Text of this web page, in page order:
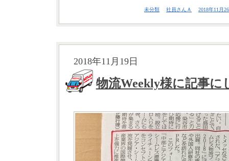
未分類 社員さんＡ 2018年11月
2018年11月19日
物流Weekly様に記事に